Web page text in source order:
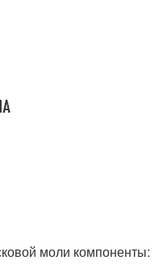
моли компоненты: